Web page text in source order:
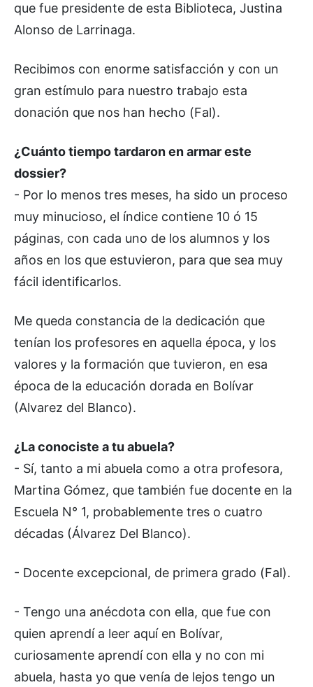
que fue presidente de esta Biblioteca, Justina
Alonso de Larrinaga.
Recibimos con enorme satisfacción y con un
gran estímulo para nuestro trabajo esta
donación que nos han hecho (Fal).
¿Cuánto tiempo tardaron en armar este
dossier?
- Por lo menos tres meses, ha sido un proceso
muy minucioso, el índice contiene 10 ó 15
páginas, con cada uno de los alumnos y los
años en los que estuvieron, para que sea muy
fácil identificarlos.
Me queda constancia de la dedicación que
tenían los profesores en aquella época, y los
valores y la formación que tuvieron, en esa
época de la educación dorada en Bolívar
(Alvarez del Blanco).
¿La conociste a tu abuela?
- Sí, tanto a mi abuela como a otra profesora,
Martina Gómez, que también fue docente en la
Escuela N° 1, probablemente tres o cuatro
décadas (Álvarez Del Blanco).
- Docente excepcional, de primera grado (Fal).
- Tengo una anécdota con ella, que fue con
quien aprendí a leer aquí en Bolívar,
curiosamente aprendí con ella y no con mi
abuela, hasta yo que venía de lejos tengo un